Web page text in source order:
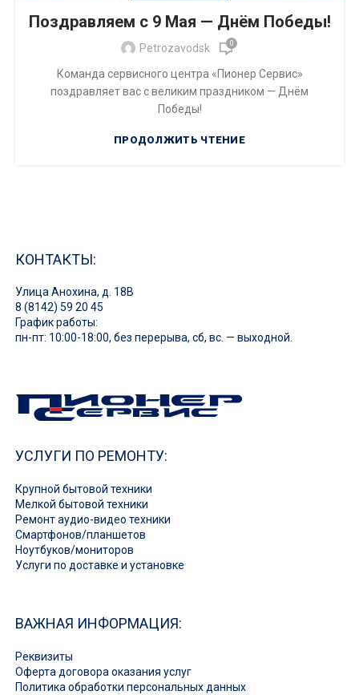
Поздравляем с 9 Мая — Днём Победы!
Petrozavodsk 0
Команда сервисного центра «Пионер Сервис»
поздравляет вас с великим праздником — Днём
Победы!
ПРОДОЛЖИТЬ ЧТЕНИЕ
КОНТАКТЫ:
Улица Анохина, д. 18В
8 (8142) 59 20 45
График работы:
пн-пт: 10:00-18:00, без перерыва, сб, вс. — выходной.
УСЛУГИ ПО РЕМОНТУ:
Крупной бытовой техники
Мелкой бытовой техники
Ремонт аудио-видео техники
Смартфонов/планшетов
Ноутбуков/мониторов
Услуги по доставке и установке
ВАЖНАЯ ИНФОРМАЦИЯ:
Реквизиты
Оферта договора оказания услуг
Политика обработки персональных данных